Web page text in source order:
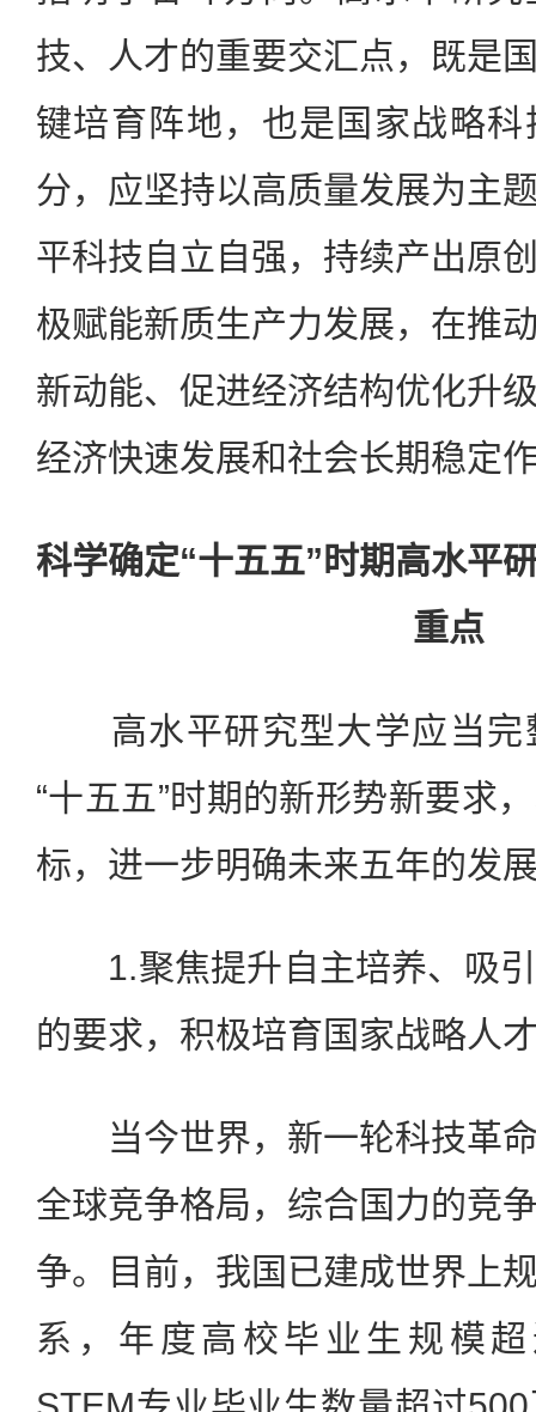
技、人才的重要交汇点，既是
键培育阵地，也是国家战略
分，应坚持以高质量发展为主
平科技自立自强，持续产出原
极赋能新质生产力发展，在推
新动能、促进经济结构优化升
经济快速发展和社会长期稳定
科学确定“十五五”时期高水平
重点
高水平研究型大学应当完
“十五五”时期的新形势新要求
标，进一步明确未来五年的发
1.聚焦提升自主培养、吸引
的要求，积极培育国家战略人
当今世界，新一轮科技革命
全球竞争格局，综合国力的竞
争。目前，我国已建成世界上
系，年度高校毕业生规模